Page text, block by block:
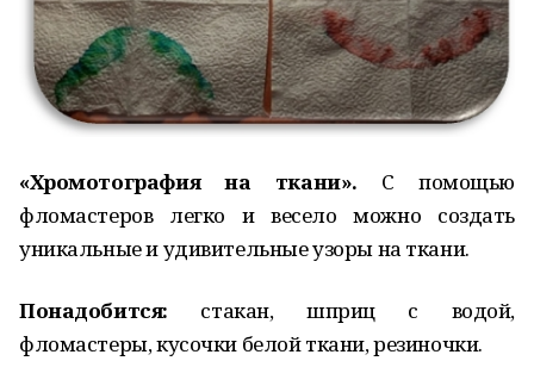
«Хромотография на ткани». С помощью
фломастеров легко и весело можно создать
уникальные и удивительные узоры на ткани.
Понадобится: стакан, шприц с водой,
фломастеры, кусочки белой ткани, резиночки.